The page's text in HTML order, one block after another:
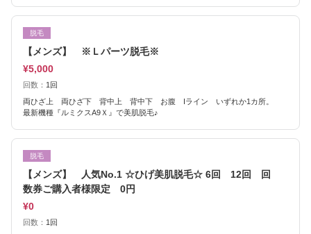
脱毛
【メンズ】 ※Ｌパーツ脱毛※
¥5,000
回数： 1回
両ひざ上 両ひざ下 背中上 背中下 お腹 Iライン いずれか1カ所。
最新機種『ルミクスA9Ｘ』で美肌脱毛♪
脱毛
【メンズ】 人気No.1 ☆ひげ美肌脱毛☆ 6回 12回 回
数券ご購入者様限定 0円
¥0
回数： 1回